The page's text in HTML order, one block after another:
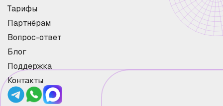
Тарифы
Партнёрам
Вопрос-ответ
Блог
Поддержка
Контакты